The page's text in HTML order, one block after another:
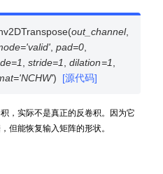
(out_channel,
='valid' ,pad=0
=1 ,stride=1 ,dilation=1
='NCHW') [源代码]
，实际不是真正的反卷积。因为它
但能恢复输入矩阵的形状。